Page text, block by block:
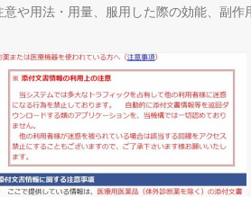
や用法・用量、服用した際の効能、副作